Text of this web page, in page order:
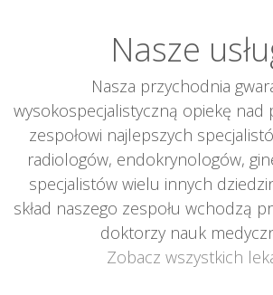
Nasze
Nasza przychodnia
wysokospecjalistyczną opiekę nad
zespołowi najlepszych
radiologów, endokrynologów,
specjalistów wielu innych
skład naszego zespołu wchodzą
doktorzy nauk
Zobacz wszystkich